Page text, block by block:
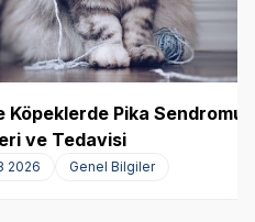
Köpeklerde Pika Sendromu:
ve Tedavisi
2026 Genel Bilgiler